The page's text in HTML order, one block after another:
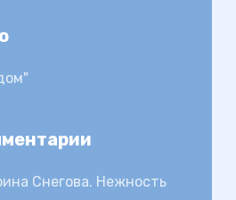
Снегова. Нежность